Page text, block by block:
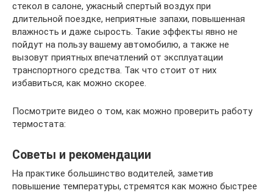
стекол в салоне, ужасный спертый воздух при
длительной поездке, неприятные запахи, повышенная
влажность и даже сырость. Такие эффекты явно не
пойдут на пользу вашему автомобилю, а также не
вызовут приятных впечатлений от эксплуатации
транспортного средства. Так что стоит от них
избавиться, как можно скорее.
Посмотрите видео о том, как можно проверить работу
термостата:
Советы и рекомендации
На практике большинство водителей, заметив
повышение температуры, стремятся как можно быстрее